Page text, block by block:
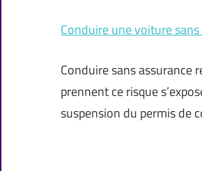
Conduire une voiture
Conduire sans assurance
prennent ce risque
suspension du permis de